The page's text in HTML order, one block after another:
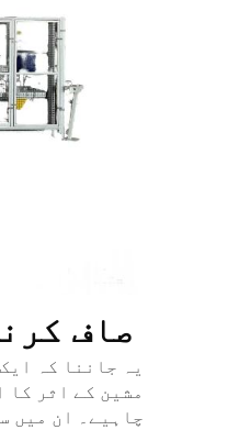
صاف
یہ جاننا کہ
مشین کے اثر کا
چاہیے۔ ان میں